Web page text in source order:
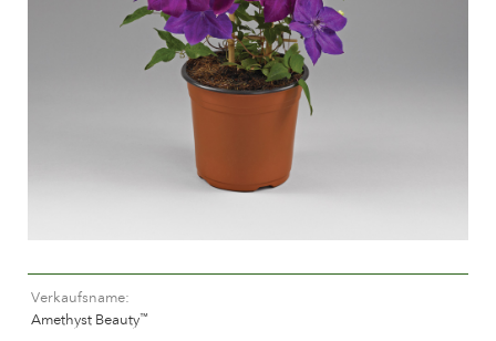
Pflege von Freilandclematis
Pflege von Zimmerclematis
Pflege Ort & Land
PFLANZENFINDER
GESCHICHTE
Das Unternehmen
Verkaufsname
Amethyst Beauty™